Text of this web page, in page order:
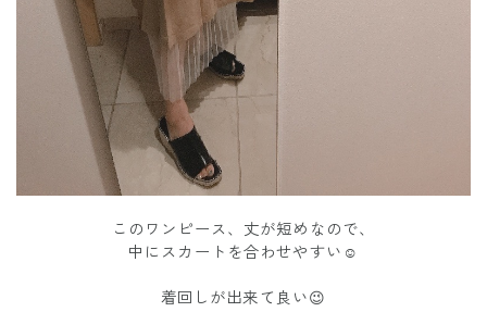
このワンピース、丈が短めなので、
中にスカートを合わせやすい☺️
着回しが出来て良い😉